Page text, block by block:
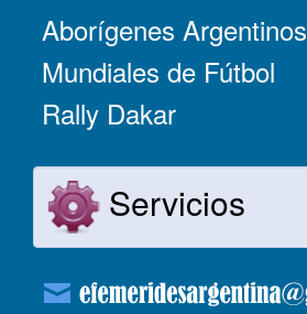
Aborígenes Argentinos
Mundiales de Fútbol
Rally Dakar
Servicios